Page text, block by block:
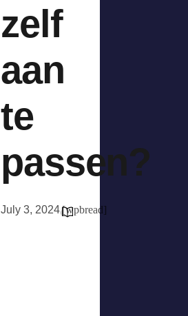
zelf
aan
te
passen?
July 3, 2024[wpbread]